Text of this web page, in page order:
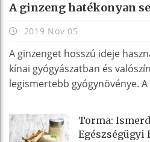
A ginzeng hatékonyan
2019 Nov 05
A ginzenget hosszú ideje
kínai gyógyászatban és
legismertebb gyógynövénye. A
Torma:
Egészségügyi